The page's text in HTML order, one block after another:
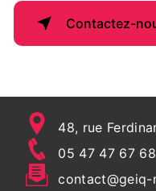
Contactez-
48, rue
05 47 47 67 68